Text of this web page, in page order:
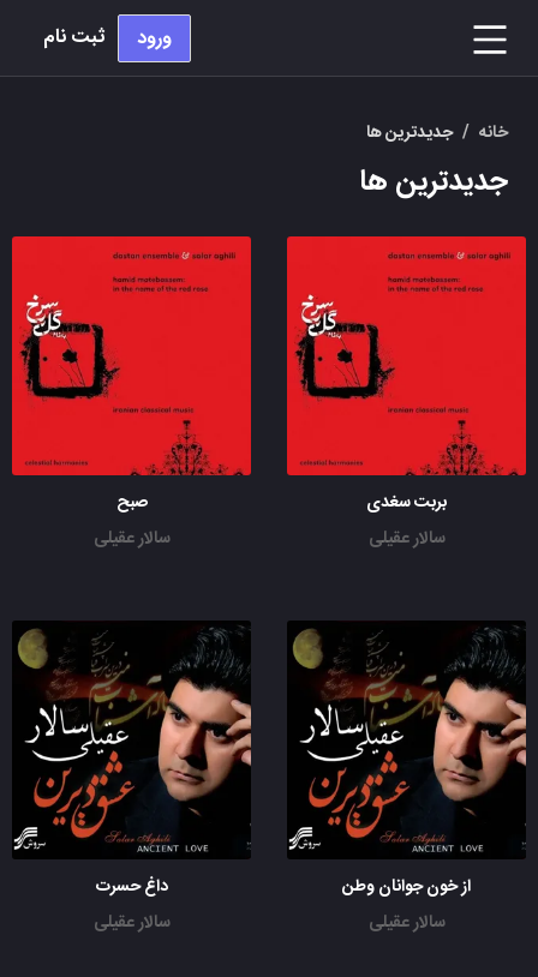
ورود ثبت نام
خانه / جدیدترین ها
جدیدترین ها
بربت سغدی
سالار عقیلی
صبح
سالار عقیلی
از خون جوانان وطن
سالار عقیلی
داغ حسرت
سالار عقیلی